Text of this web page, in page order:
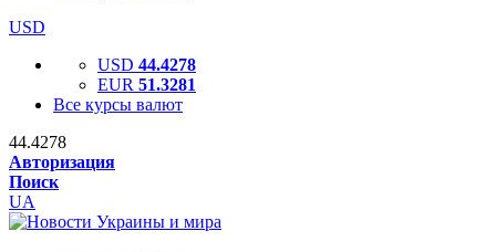
USD
USD 44.4278
EUR 51.3281
Все курсы валют
44.4278
Авторизация
Поиск
UA